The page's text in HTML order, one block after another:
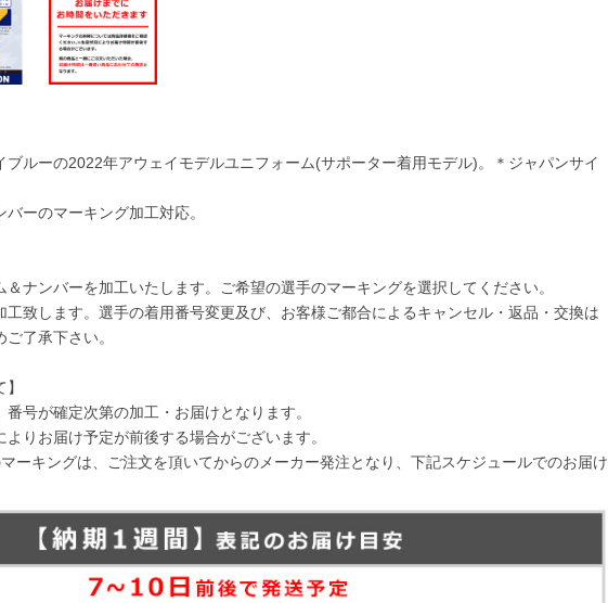
ブルーの2022年アウェイモデルユニフォーム(サポーター着用モデル)。＊ジャパンサイ
ーのマーキング加工対応。
＆ナンバーを加工いたします。ご希望の選手のマーキングを選択してください。
工致します。選手の着用番号変更及び、お客様ご都合によるキャンセル・返品・交換は
了承下さい。
号が確定次第の加工・お届けとなります。
りお届け予定が前後する場合がございます。
ーキングは、ご注文を頂いてからのメーカー発注となり、下記スケジュールでのお届け